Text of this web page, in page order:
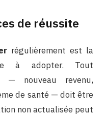
de réussite
régulièrement est la
à adopter. Tout
— nouveau revenu,
de santé — doit être
non actualisée peut